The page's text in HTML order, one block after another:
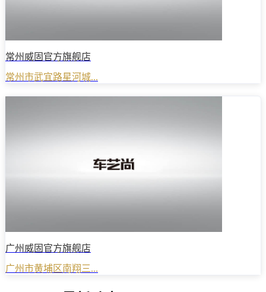
常州威固官方旗舰店
常州市武宜路星河城...
广州威固官方旗舰店
广州市黄埔区南翔三...